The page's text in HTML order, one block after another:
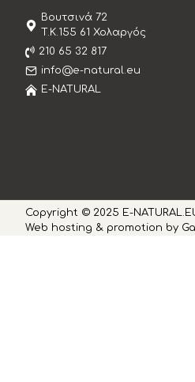
Βουτσινά 72
T.K.155 61 Χολαργός
210 65 32 817
info@e-natural.eu
E-NATURAL
Copyright © 2025 E-
Web hosting & promotion by